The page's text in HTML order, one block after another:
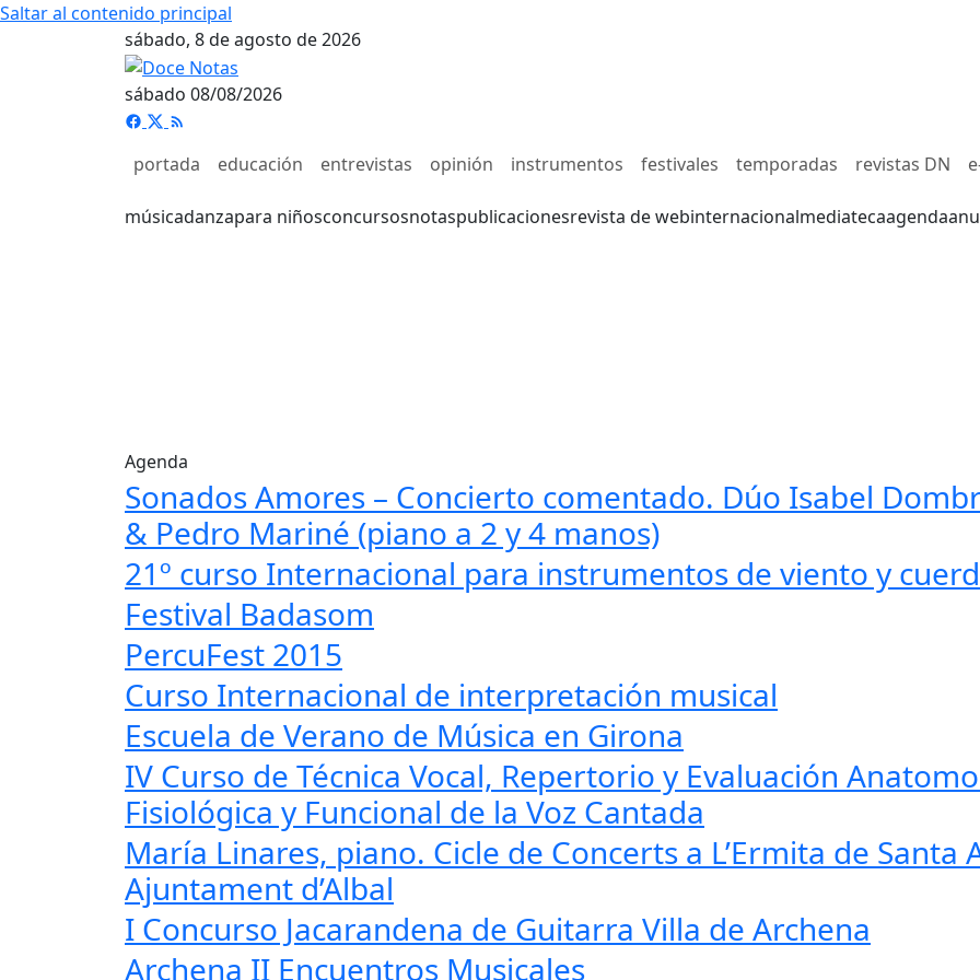
Saltar al contenido principal
sábado, 8 de agosto de 2026
sábado 08/08/2026
portada educación entrevistas opinión instrumentos festivales temporadas revistas DN
músicadanzapara niñosconcursosnotaspublicacionesrevista de webinternacionalmediatecaagenda
Agenda
Sonados Amores – Concierto comentado. Dúo Isabel
& Pedro Mariné (piano a 2 y 4 manos)
21º curso Internacional para instrumentos de viento y
Festival Badasom
PercuFest 2015
Curso Internacional de interpretación musical
Escuela de Verano de Música en Girona
IV Curso de Técnica Vocal, Repertorio y Evaluación
Fisiológica y Funcional de la Voz Cantada
María Linares, piano. Cicle de Concerts a L’Ermita de Santa
Ajuntament d’Albal
I Concurso Jacarandena de Guitarra Villa de Archena
Archena II Encuentros Musicales